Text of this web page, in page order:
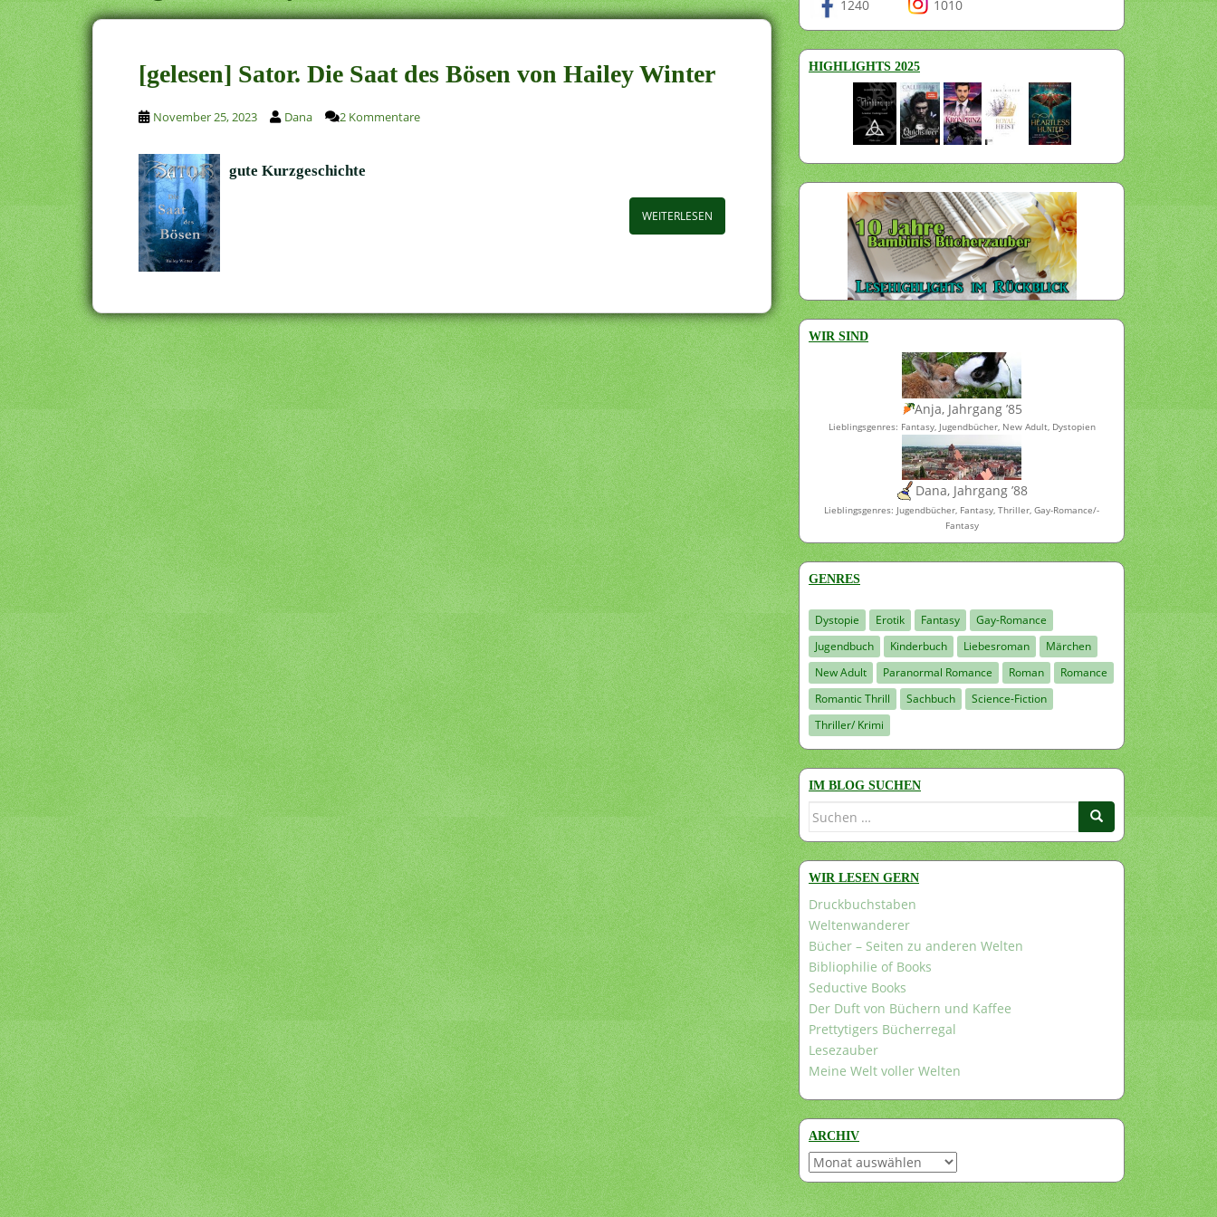
[gelesen] Sator. Die Saat des Bösen von Hailey Winter
November 25, 2023 Dana 2 Kommentare
gute Kurzgeschichte
WEITERLESEN
1240 1010
HIGHLIGHTS 2025
WIR SIND
Anja, Jahrgang ’85
Lieblingsgenres: Fantasy, Jugendbücher, New Adult, Dystopien
Dana, Jahrgang ’88
Lieblingsgenres: Jugendbücher, Fantasy, Thriller, Gay-Romance/-
Fantasy
GENRES
Dystopie Erotik Fantasy
Gay-Romance
Jugendbuch
Kinderbuch Liebesroman
Märchen
New Adult
Paranormal Romance Roman
Romance
Romantic Thrill
Sachbuch
Science-Fiction
Thriller/ Krimi
IM BLOG SUCHEN
Suchen
WIR LESEN GERN
Druckbuchstaben
Weltenwanderer
Bücher – Seiten zu anderen Welten
Bibliophilie of Books
Seductive Books
Der Duft von Büchern und Kaffee
Prettytigers Bücherregal
Lesezauber
Meine Welt voller Welten
ARCHIV
Archiv